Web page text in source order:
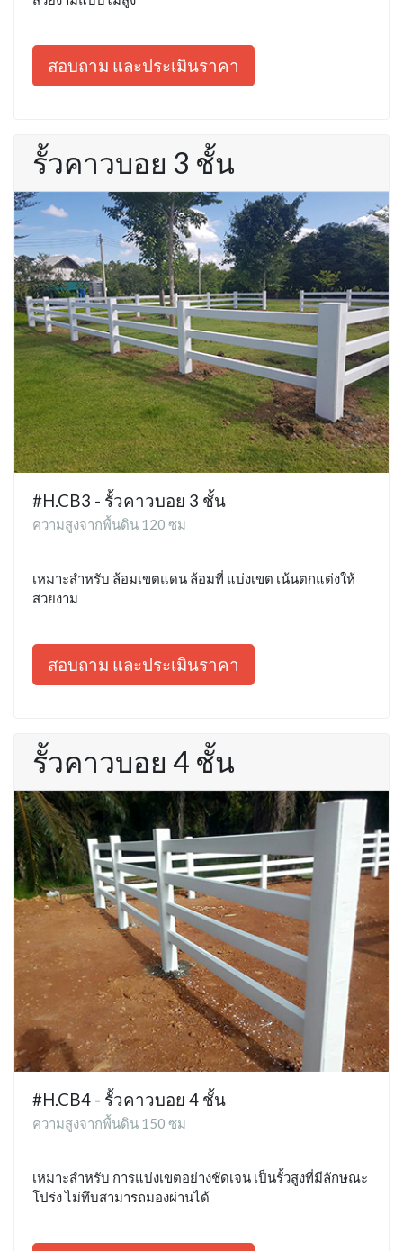
สอบถาม และประเมินราคา
รั้วคาวบอย 3 ชั้น
#H.CB3 - รั้วคาวบอย 3 ชั้น
ความสูงจากพื้นดิน 120 ซม
เหมาะสำหรับ ล้อมเขตแดน ล้อมที่ แบ่งเขต เน้นตกแต่งให้
สวยงาม
สอบถาม และประเมินราคา
รั้วคาวบอย 4 ชั้น
#H.CB4 - รั้วคาวบอย 4 ชั้น
ความสูงจากพื้นดิน 150 ซม
เหมาะสำหรับ การแบ่งเขตอย่างชัดเจน เป็นรั้วสูงที่มีลักษณะ
โปร่ง ไม่ทึบสามารถมองผ่านได้